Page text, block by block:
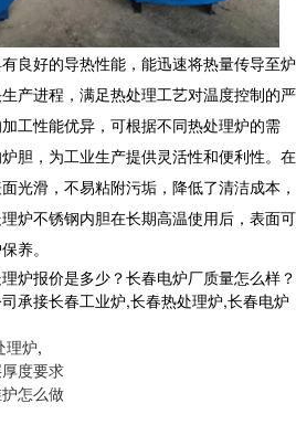
良好的导热性能，能迅速将热量传导至炉
产进程，满足热处理工艺对温度控制的严
工性能优异，可根据不同热处理炉的需
胆，为工业生产提供灵活性和便利性。在
光滑，不易粘附污垢，降低了清洁成本，
炉不锈钢内胆在长期高温使用后，表面可
养。
炉报价是多少？长春电炉厂质量怎么样？
承接长春工业炉,长春热处理炉,长春电炉
理炉,
度要求
怎么做